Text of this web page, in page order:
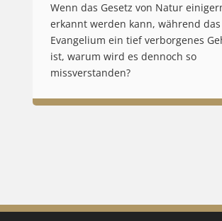
Wenn das Gesetz von Natur
erkannt werden kann, während das
Evangelium ein tief verborgenes
ist, warum wird es dennoch so
missverstanden?